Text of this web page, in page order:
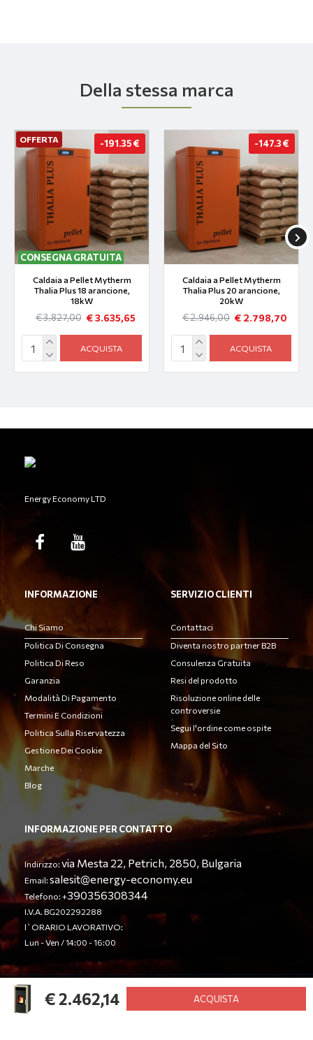
€ 2.462,14 ACQUISTA
Della stessa marca
OFFERTA
CONSEGNA GRATUITA
-191.35 €
Caldaia a Pellet Mytherm
Thalia Plus 18 arancione,
18kW
€ 3.635,65
€ 3.827,00
ACQUISTA
-147.3 €
Caldaia a Pellet Mytherm
Thalia Plus 20 arancione,
20kW
€ 2.798,70
€ 2.946,00
ACQUISTA
Energy Economy LTD
INFORMAZIONE
Chi Siamo
Politica Di Consegna
Politica Di Reso
Garanzia
Modalità Di Pagamento
Termini E Condizioni
Politica Sulla Riservatezza
Gestione Dei Cookie
Marche
Blog
SERVIZIO CLIENTI
Contattaci
Diventa nostro partner B2B
Consulenza Gratuita
Resi del prodotto
Risoluzione online delle
controversie
Segui l'ordine come ospite
Mappa del Sito
INFORMAZIONE PER CONTATTO
Indirizzo:via Mesta 22, Petrich, 2850, Bulgaria
Email:salesit@energy-economy.eu
Telefono: +390356308344
I.V.A. BG202292288
l`ORARIO LAVORATIVO:
Lun - Ven / 14:00 - 16:00
© Energy Economy LTD 2023. Tutti i diritti riservati.